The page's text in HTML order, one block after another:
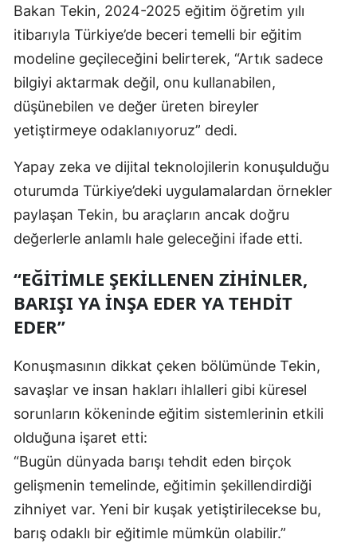
Bakan Tekin, 2024-2025 eğitim öğretim yılı
itibarıyla Türkiye’de beceri temelli bir eğitim
modeline geçileceğini belirterek, “Artık sadece
bilgiyi aktarmak değil, onu kullanabilen,
düşünebilen ve değer üreten bireyler
yetiştirmeye odaklanıyoruz” dedi.
Yapay zeka ve dijital teknolojilerin konuşulduğu
oturumda Türkiye’deki uygulamalardan örnekler
paylaşan Tekin, bu araçların ancak doğru
değerlerle anlamlı hale geleceğini ifade etti.
“EĞITIMLE ŞEKILLENEN ZIHINLER,
BARIŞI YA INŞA EDER YA TEHDIT
EDER”
Konuşmasının dikkat çeken bölümünde Tekin,
savaşlar ve insan hakları ihlalleri gibi küresel
sorunların kökeninde eğitim sistemlerinin etkili
olduğuna işaret etti:
“Bugün dünyada barışı tehdit eden birçok
gelişmenin temelinde, eğitimin şekillendirdiği
zihniyet var. Yeni bir kuşak yetiştirilecekse bu,
barış odaklı bir eğitimle mümkün olabilir.”